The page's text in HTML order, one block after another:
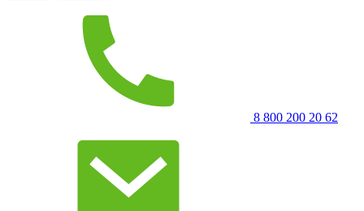
8 800 200 20 62